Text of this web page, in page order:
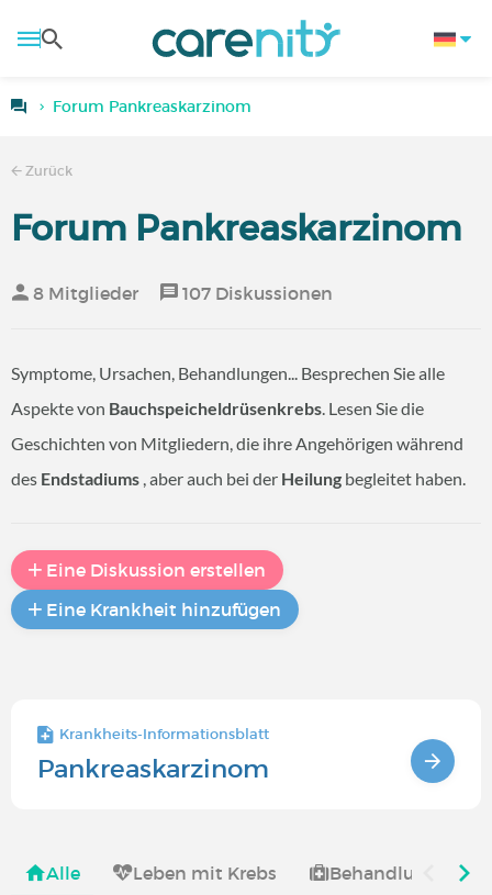
Forum Pankreaskarzinom
Zurück
Forum Pankreaskarzinom
8 Mitglieder 107 Diskussionen
Symptome, Ursachen, Behandlungen... Besprechen Sie alle
Aspekte von Bauchspeicheldrüsenkrebs. Lesen Sie die
Geschichten von Mitgliedern, die ihre Angehörigen während
des Endstadiums , aber auch bei der Heilung begleitet haben.
Eine Diskussion erstellen
Eine Krankheit hinzufügen
Krankheits-Informationsblatt
Pankreaskarzinom
Alle Leben mit Krebs Behandlung von